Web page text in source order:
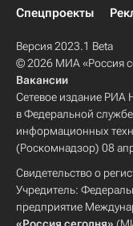
Спецпроекты
Версия 2023.1 Beta
© 2026 МИА «Россия
Вакансии
Сетевое издание РИА
в Федеральной
информационных
(Роскомнадзор) 08
Свидетельство о
Учредитель:
предприятие